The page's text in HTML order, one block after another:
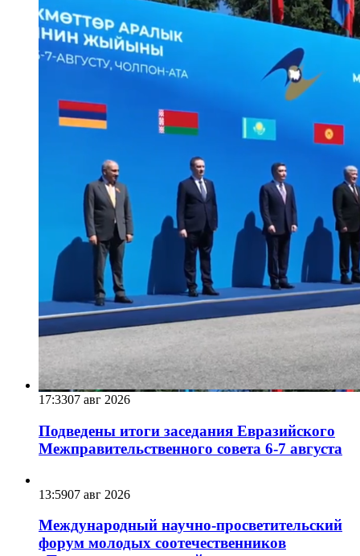
17:3307 авг 2026
Подведены итоги заседания Евразийского
Межправительственного совета 6-7 августа
13:5907 авг 2026
Международный научно-просветительский
форум молодых соотечественников